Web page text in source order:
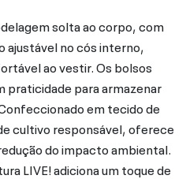
solta ao corpo, com
ajustável no cós interno,
ao vestir. Os bolsos
praticidade para armazenar
em tecido de
cultivo responsável, oferece
do impacto ambiental.
LIVE! adiciona um toque de